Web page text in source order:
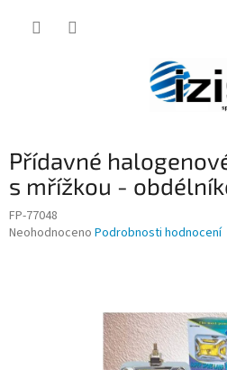
Přídavné
s mřížkou -
FP-77048
Průměrné
Neohodnoceno Podrobnosti hodnocení